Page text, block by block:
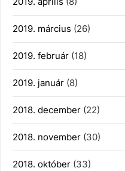
2019. március (26)
2019. február (18)
2019. január (8)
2018. december (22)
2018. november (30)
2018. október (33)